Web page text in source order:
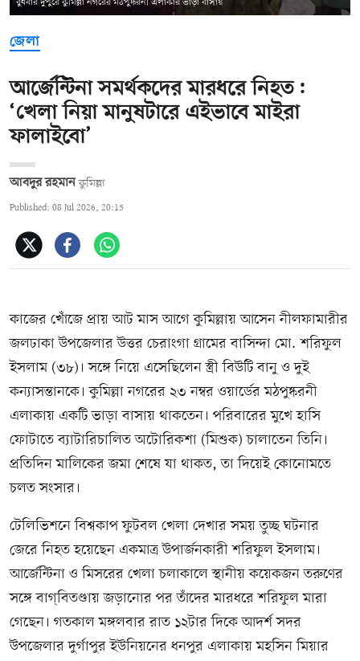
জেলা
আর্জেন্টিনা সমর্থকদের মারধরে নিহত:
‘খেলা নিয়া মানুষটারে এইভাবে মাইরা
ফালাইবো’
আবদুর রহমান কুমিল্লা
Published: 08 Jul 2026, 20:15
কাজের খোঁজে প্রায় আট মাস আগে কুমিল্লায় আসেন নীলফামারীর
জলঢাকা উপজেলার উত্তর চেরাংগা গ্রামের বাসিন্দা মো. শরিফুল
ইসলাম (৩৮)। সঙ্গে নিয়ে এসেছিলেন স্ত্রী বিউটি বানু ও দুই
কন্যাসন্তানকে। কুমিল্লা নগরের ২৩ নম্বর ওয়ার্ডের মঠপুষ্করনী
এলাকায় একটি ভাড়া বাসায় থাকতেন। পরিবারের মুখে হাসি
ফোটাতে ব্যাটারিচালিত অটোরিকশা (মিশুক) চালাতেন তিনি।
প্রতিদিন মালিকের জমা শেষে যা থাকত, তা দিয়েই কোনোমতে
চলত সংসার।
টেলিভিশনে বিশ্বকাপ ফুটবল খেলা দেখার সময় তুচ্ছ ঘটনার
জেরে নিহত হয়েছেন একমাত্র উপার্জনকারী শরিফুল ইসলাম।
আর্জেন্টিনা ও মিসরের খেলা চলাকালে স্থানীয় কয়েকজন তরুণের
সঙ্গে বাগ্‌বিতণ্ডায় জড়ানোর পর তাঁদের মারধরে শরিফুল মারা
গেছেন। গতকাল মঙ্গলবার রাত ১২টার দিকে আদর্শ সদর
উপজেলার দুর্গাপুর ইউনিয়নের ধনপুর এলাকায় মহসিন মিয়ার